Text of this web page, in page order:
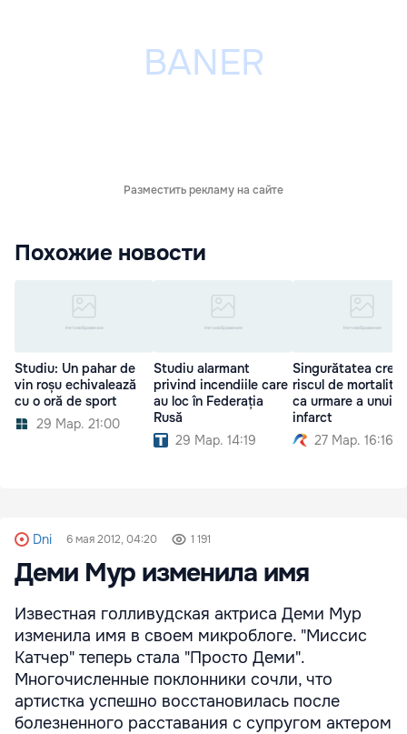
Разместить рекламу на сайте
Похожие новости
Studiu: Un pahar de
vin roșu echivalează
cu o oră de sport
29 Мар. 21:00
Studiu alarmant
privind incendiile care
au loc în Federația
Rusă
29 Мар. 14:19
Singurătatea
riscul de
ca urmare a unui
infarct
27 Мар. 16:16
Dni 6 мая 2012, 04:20 1 191
Деми Мур изменила имя
Известная голливудская актриса Деми Мур
изменила имя в своем микроблоге. "Миссис
Катчер" теперь стала "Просто Деми".
Многочисленные поклонники сочли, что
артистка успешно восстановилась после
болезненного расставания с супругом актером